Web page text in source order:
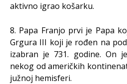
aktivno igrao košarku.
8. Papa Franjo prvi je Papa
Grgura III koji je rođen na
izabran je 731. godine. On
nekog od američkih
južnoj hemisferi.